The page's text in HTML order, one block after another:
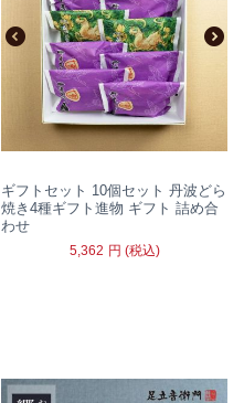
ギフトセット 10個セット 丹波どら
焼き4種ギフト進物 ギフト 詰め合
わせ
5,362 円 (税込)